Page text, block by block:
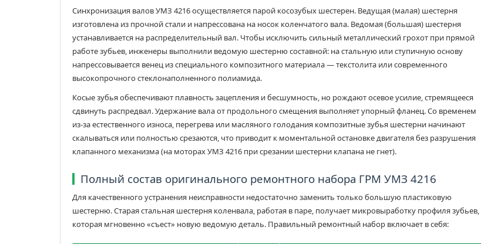
Синхронизация валов УМЗ 4216 осуществляется парой косозубых шестерен. Ведущая (малая) шестерня
изготовлена из прочной стали и напрессована на носок коленчатого вала. Ведомая (большая) шестерня
устанавливается на распределительный вал. Чтобы исключить сильный металлический грохот при прямой
работе зубьев, инженеры выполнили ведомую шестерню составной: на стальную или ступичную основу
напрессовывается венец из специального композитного материала — текстолита или современного
высокопрочного стеклонаполненного полиамида.
Косые зубья обеспечивают плавность зацепления и бесшумность, но рождают осевое усилие, стремящееся
сдвинуть распредвал. Удержание вала от продольного смещения выполняет упорный фланец. Со временем
из-за естественного износа, перегрева или масляного голодания композитные зубья шестерни начинают
скалываться или полностью срезаются, что приводит к моментальной остановке двигателя без разрушения
клапанного механизма (на моторах УМЗ 4216 при срезании шестерни клапана не гнет).
Полный состав оригинального ремонтного набора ГРМ УМЗ 4216
Для качественного устранения неисправности недостаточно заменить только большую пластиковую
шестерню. Старая стальная шестерня коленвала, работая в паре, получает микровыработку профиля зубьев,
которая мгновенно «съест» новую ведомую деталь. Правильный ремонтный набор включает в себя: